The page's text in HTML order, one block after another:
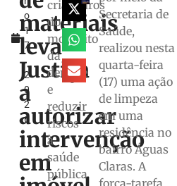
o
1
7
,
2
0
2
6
materiais
leva
Justiça
a
autorizar
intervenção
em
criadouros
do
mosquito
da
dengue
e
reduzir
riscos
à
saúde
pública
Secretaria de
Saúde,
realizou nesta
quarta-feira
(17) uma ação
de limpeza
em uma
residência no
bairro Águas
Claras. A